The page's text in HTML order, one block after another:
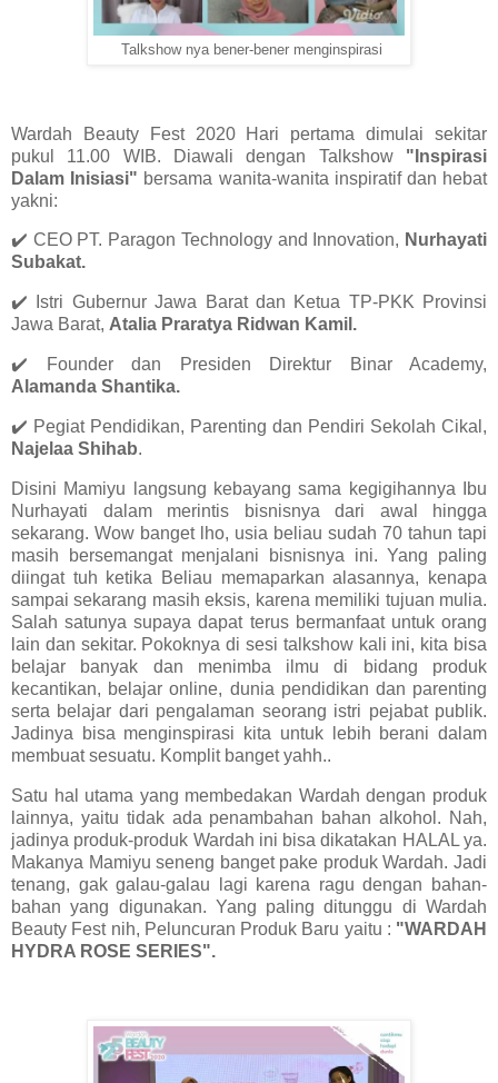
Talkshow nya bener-bener menginspirasi
Wardah Beauty Fest 2020 Hari pertama dimulai sekitar
pukul 11.00 WIB. Diawali dengan Talkshow "Inspirasi
Dalam Inisiasi" bersama wanita-wanita inspiratif dan hebat
yakni:
✔️ CEO PT. Paragon Technology and Innovation, Nurhayati
Subakat.
✔️ Istri Gubernur Jawa Barat dan Ketua TP-PKK Provinsi
Jawa Barat, Atalia Praratya Ridwan Kamil.
✔️ Founder dan Presiden Direktur Binar Academy,
Alamanda Shantika.
✔️ Pegiat Pendidikan, Parenting dan Pendiri Sekolah Cikal,
Najelaa Shihab.
Disini Mamiyu langsung kebayang sama kegigihannya Ibu
Nurhayati dalam merintis bisnisnya dari awal hingga
sekarang. Wow banget lho, usia beliau sudah 70 tahun tapi
masih bersemangat menjalani bisnisnya ini. Yang paling
diingat tuh ketika Beliau memaparkan alasannya, kenapa
sampai sekarang masih eksis, karena memiliki tujuan mulia.
Salah satunya supaya dapat terus bermanfaat untuk orang
lain dan sekitar. Pokoknya di sesi talkshow kali ini, kita bisa
belajar banyak dan menimba ilmu di bidang produk
kecantikan, belajar online, dunia pendidikan dan parenting
serta belajar dari pengalaman seorang istri pejabat publik.
Jadinya bisa menginspirasi kita untuk lebih berani dalam
membuat sesuatu. Komplit banget yahh..
Satu hal utama yang membedakan Wardah dengan produk
lainnya, yaitu tidak ada penambahan bahan alkohol. Nah,
jadinya produk-produk Wardah ini bisa dikatakan HALAL ya.
Makanya Mamiyu seneng banget pake produk Wardah. Jadi
tenang, gak galau-galau lagi karena ragu dengan bahan-
bahan yang digunakan. Yang paling ditunggu di Wardah
Beauty Fest nih, Peluncuran Produk Baru yaitu : "WARDAH
HYDRA ROSE SERIES".